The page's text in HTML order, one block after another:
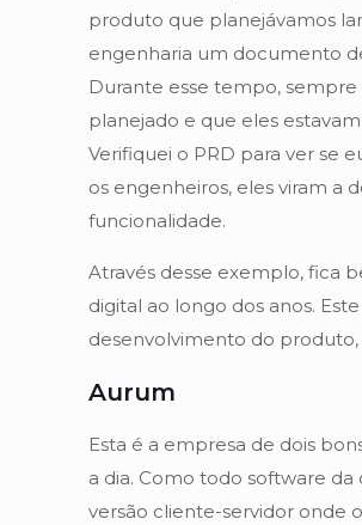
produto que planejávamos
engenharia um documento
Durante esse tempo,
planejado e que eles
Verifiquei o PRD para ver se
os engenheiros, eles viram a
funcionalidade.
Através desse exemplo, fica
digital ao longo dos anos.
desenvolvimento do
Aurum
Esta é a empresa de dois
a dia. Como todo software
versão cliente-servidor onde